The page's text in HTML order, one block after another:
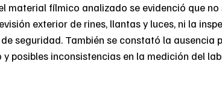
material fílmico analizado se evidenció que no
exterior de rines, llantas y luces, ni la
seguridad. También se constató la ausencia
posibles inconsistencias en la medición del